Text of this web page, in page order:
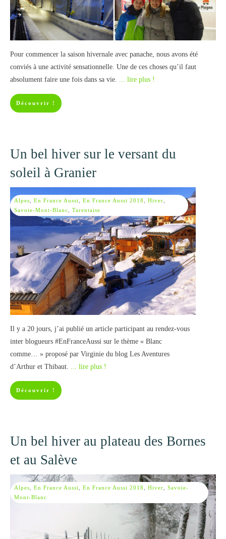
Pour commencer la saison hivernale avec panache, nous avons été
conviés à une activité sensationnelle. Une de ces choses qu’il faut
absolument faire une fois dans sa vie. ... lire plus !
Découvrir !
Un bel hiver sur le versant du
soleil à Granier
Alpes En France Aussi En France Aussi 2018 Hiver
Savoie-Mont-Blanc
Tarentaise
Il y a 20 jours, j’ai publié un article participant au rendez-vous
inter blogueurs #EnFranceAussi sur le thème « Blanc
comme… » proposé par Virginie du blog Les Aventures
d’Arthur et Thibaut. ... lire plus !
Découvrir !
Un bel hiver au plateau des Bornes
et au Salève
Alpes En France Aussi En France Aussi 2018 Hiver
Savoie-
Mont-Blanc